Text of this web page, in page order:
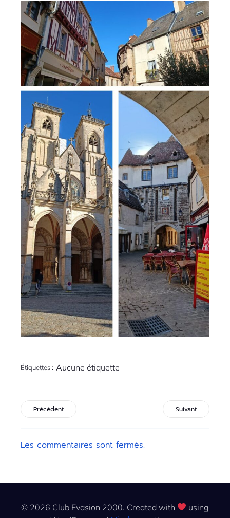
Étiquettes : Aucune étiquette
Précédent Suivant
Les commentaires sont fermés.
© 2026 Club Evasion 2000. Created with
using